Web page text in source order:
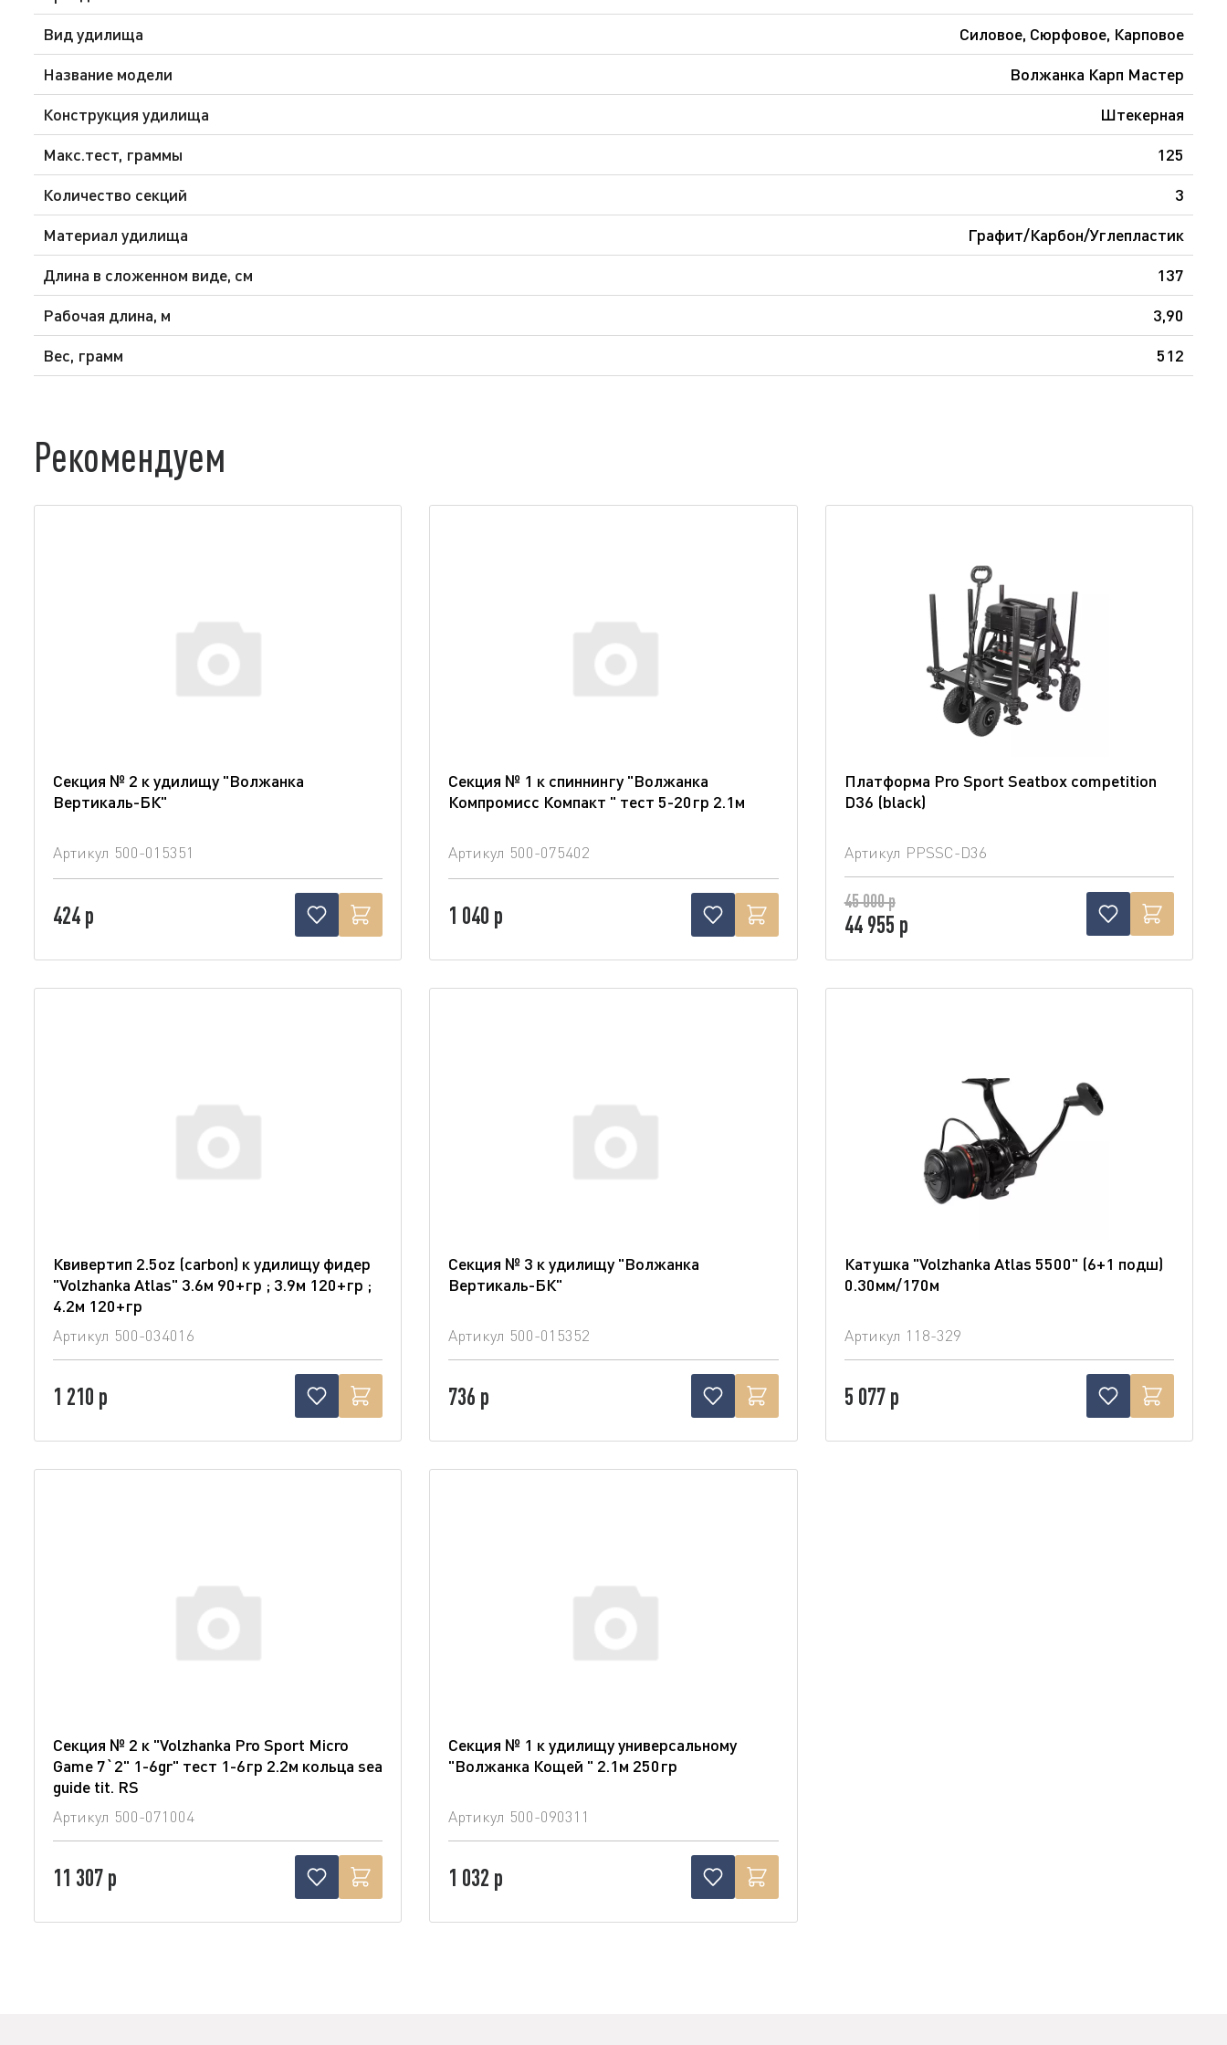
Вид удилища
Силовое, Сюрфовое, Карповое
Название модели
Волжанка Карп Мастер
Конструкция удилища
Штекерная
Макс.тест, граммы
125
Количество секций
3
Материал удилища
Графит/Карбон/Углепластик
Длина в сложенном виде, см
137
Рабочая длина, м
3,90
Вес, грамм
512
Рекомендуем
Секция № 2 к удилищу "Волжанка
Вертикаль-БК"
Артикул 500-015351
424 р
Секция № 1 к спиннингу "Волжанка
Компромисс Компакт " тест 5-20гр 2.1м
Артикул 500-075402
1 040 р
Платформа Pro Sport Seatbox competition
D36 (blaсk)
Артикул PPSSC-D36
45 000 р
44 955 р
Квивертип 2.5oz (carbon) к удилищу фидер
"Volzhanka Atlas" 3.6м 90+гр ; 3.9м 120+гр ;
4.2м 120+гр
Артикул 500-034016
1 210 р
Секция № 3 к удилищу "Волжанка
Вертикаль-БК"
Артикул 500-015352
736 р
Катушка "Volzhanka Atlas 5500" (6+1 подш)
0.30мм/170м
Артикул 118-329
5 077 р
Секция № 2 к "Volzhanka Pro Sport Micro
Game 7`2" 1-6gr" тест 1-6гр 2.2м кольца sea
guide tit. RS
Артикул 500-071004
11 307 р
Секция № 1 к удилищу универсальному
"Волжанка Кощей " 2.1м 250гр
Артикул 500-090311
1 032 р